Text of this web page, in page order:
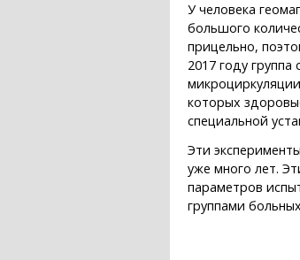
У человека
большого
прицельно,
2017 году
которых
специальной
Эти
уже много лет.
параметров
группами